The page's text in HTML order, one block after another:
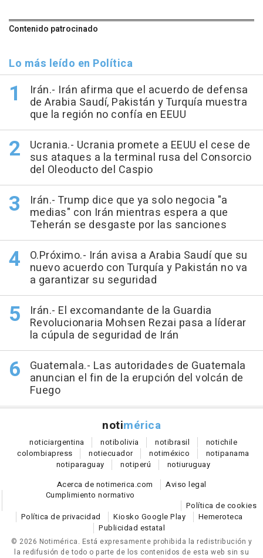
Contenido patrocinado
Lo más leído en Política
Irán.- Irán afirma que el acuerdo de defensa
de Arabia Saudí, Pakistán y Turquía muestra
que la región no confía en EEUU
Ucrania.- Ucrania promete a EEUU el cese de
sus ataques a la terminal rusa del Consorcio
del Oleoducto del Caspio
Irán.- Trump dice que ya solo negocia "a
medias" con Irán mientras espera a que
Teherán se desgaste por las sanciones
O.Próximo.- Irán avisa a Arabia Saudí que su
nuevo acuerdo con Turquía y Pakistán no va
a garantizar su seguridad
Irán.- El excomandante de la Guardia
Revolucionaria Mohsen Rezai pasa a líderar
la cúpula de seguridad de Irán
Guatemala.- Las autoridades de Guatemala
anuncian el fin de la erupción del volcán de
Fuego
notimérica
noticiargentina notibolivia notibrasil notichile
colombiapress notiecuador notiméxico notipanama
notiparaguay notiperú notiuruguay
Acerca de notimerica.com
Aviso legal
Cumplimiento normativo
Política de cookies
Política de privacidad
Kiosko Google Play
Hemeroteca
Publicidad estatal
© 2026 Notimérica. Está expresamente prohibida la redistribución y
la redifusión de todo o parte de los contenidos de esta web sin su